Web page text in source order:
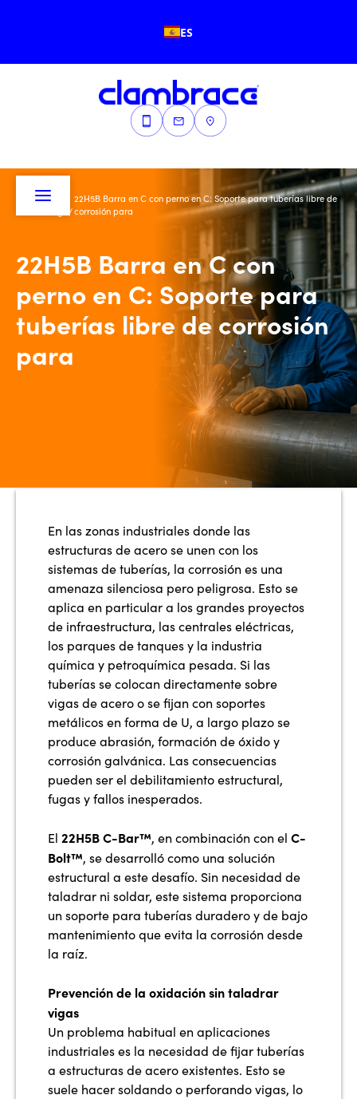
ES
/
22H5B Barra en C con perno en C: Soporte para tuberías libre de
corrosión para
22H5B Barra en C con
perno en C: Soporte para
tuberías libre de corrosión
para
En las zonas industriales donde las
estructuras de acero se unen con los
sistemas de tuberías, la corrosión es una
amenaza silenciosa pero peligrosa. Esto se
aplica en particular a los grandes proyectos
de infraestructura, las centrales eléctricas,
los parques de tanques y la industria
química y petroquímica pesada. Si las
tuberías se colocan directamente sobre
vigas de acero o se fijan con soportes
metálicos en forma de U, a largo plazo se
produce abrasión, formación de óxido y
corrosión galvánica. Las consecuencias
pueden ser el debilitamiento estructural,
fugas y fallos inesperados.
El 22H5B C-Bar™, en combinación con el C-
Bolt™, se desarrolló como una solución
estructural a este desafío. Sin necesidad de
taladrar ni soldar, este sistema proporciona
un soporte para tuberías duradero y de bajo
mantenimiento que evita la corrosión desde
la raíz.
Prevención de la oxidación sin taladrar
vigas
Un problema habitual en aplicaciones
industriales es la necesidad de fijar tuberías
a estructuras de acero existentes. Esto se
suele hacer soldando o perforando vigas, lo